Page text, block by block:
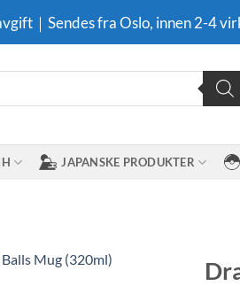
｜Sendes fra Oslo, innen 2-4
JAPANSKE PRODUKTER